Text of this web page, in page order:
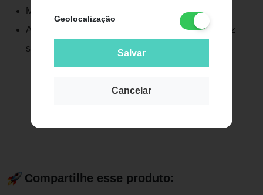
Geolocalização
Salvar
Cancelar
Mantenha fora do alcance de crianças
Armazene em local fresco, seco e ao abrigo da luz
solar direta
Compartilhe esse produto: